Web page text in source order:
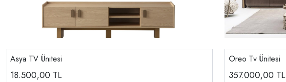
Asya TV Ünitesi
18.500,00 TL
Oreo Tv Ünitesi
357.000,00 TL